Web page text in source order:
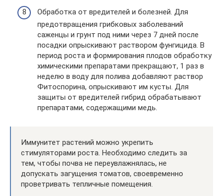
Обработка от вредителей и болезней. Для
предотвращения грибковых заболеваний
саженцы и грунт под ними через 7 дней после
посадки опрыскивают раствором фунгицида. В
период роста и формирования плодов обработку
химическими препаратами прекращают, 1 раз в
неделю в воду для полива добавляют раствор
Фитоспорина, опрыскивают им кусты. Для
защиты от вредителей гибрид обрабатывают
препаратами, содержащими медь.
Иммунитет растений можно укрепить
стимуляторами роста. Необходимо следить за
тем, чтобы почва не переувлажнялась, не
допускать загущения томатов, своевременно
проветривать тепличные помещения.